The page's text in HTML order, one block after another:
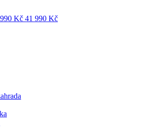
Kč 41 990 Kč